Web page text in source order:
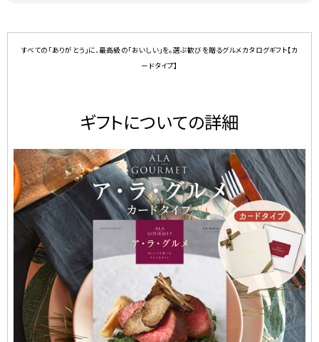
すべての「ありがとう」に、最高級の「おいしい」を。選ぶ歓びを贈るグルメカタログギフト【カ
ードタイプ】
ギフトについての詳細